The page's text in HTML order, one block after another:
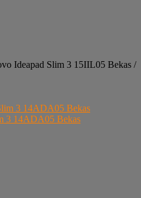
Ideapad Slim 3 15IIL05 Bekas /
3 14ADA05 Bekas